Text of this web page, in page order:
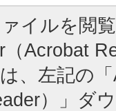
イルを閲
（Acrobat
、左記の
）」ダ